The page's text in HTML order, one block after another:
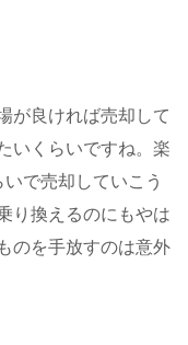
が良ければ売却して
いくらいですね。楽
で売却していこう
り換えるのにもやは
のを手放すのは意外